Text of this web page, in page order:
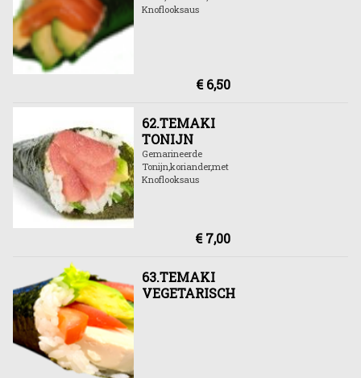
Knoflooksaus
€ 6,50
62.TEMAKI
TONIJN
Gemarineerde
Tonijn,koriander,met
Knoflooksaus
€ 7,00
63.TEMAKI
VEGETARISCH